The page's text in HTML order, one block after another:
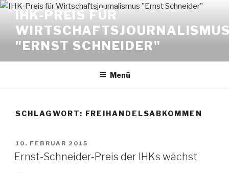
Zum
Inhalt
springen
IHK-PREIS FÜR
"ERNST SCHNEIDER"
Menü
SCHLAGWORT: FREIHANDELSABKOMMEN
VERÖFFENTLICHT
AM
10. FEBRUAR 2015
Ernst-Schneider-Preis der IHKs wächst